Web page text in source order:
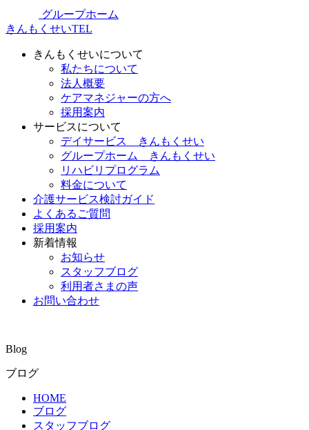
グループホーム
きんもくせいTEL
きんもくせいについて
私たちについて
法人概要
ケアマネジャーの方へ
採用案内
サービスについて
デイサービス きんもくせい
グループホーム きんもくせい
リハビリプログラム
料金について
介護サービス検討ガイド
よくあるご質問
採用案内
新着情報
お知らせ
スタッフブログ
利用者さまの声
お問い合わせ
Blog
ブログ
HOME
ブログ
スタッフブログ